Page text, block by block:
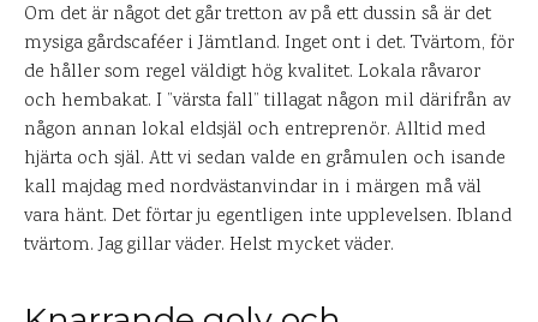
Om det är något det går tretton av på ett dussin så är det
mysiga gårdscaféer i Jämtland. Inget ont i det. Tvärtom, för
de håller som regel väldigt hög kvalitet. Lokala råvaror
och hembakat. I ”värsta fall” tillagat någon mil därifrån av
någon annan lokal eldsjäl och entreprenör. Alltid med
hjärta och själ. Att vi sedan valde en gråmulen och isande
kall majdag med nordvästanvindar in i märgen må väl
vara hänt. Det förtar ju egentligen inte upplevelsen. Ibland
tvärtom. Jag gillar väder. Helst mycket väder.